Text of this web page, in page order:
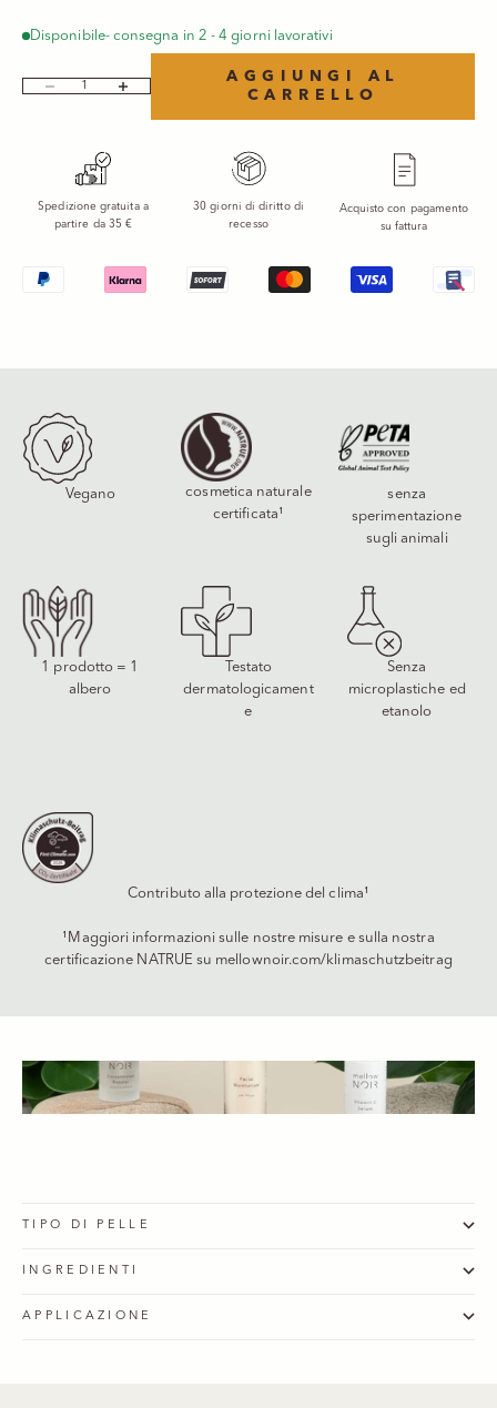
Disponibile- consegna in 2 - 4 giorni lavorativi
Diminuisci quantità
Aumenta quantità
AGGIUNGI AL
CARRELLO
Spedizione gratuita a
partire da 35 €
30 giorni di diritto di
recesso
Acquisto con pagamento
su fattura
Vegano
cosmetica naturale
certificata¹
senza
sperimentazione
sugli animali
1 prodotto = 1
albero
Testato
dermatologicament
e
Senza
microplastiche ed
etanolo
Contributo alla protezione del clima¹
¹Maggiori informazioni sulle nostre misure e sulla nostra
certificazione NATRUE su mellownoir.com/klimaschutzbeitrag
TIPO DI PELLE
INGREDIENTI
APPLICAZIONE